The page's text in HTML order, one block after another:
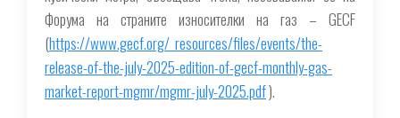
Форума на страните износителки на газ – GECF
(https://www.gecf.org/_resources/files/events/the-
release-of-the-july-2025-edition-of-gecf-monthly-gas-
market-report-mgmr/mgmr-july-2025.pdf).